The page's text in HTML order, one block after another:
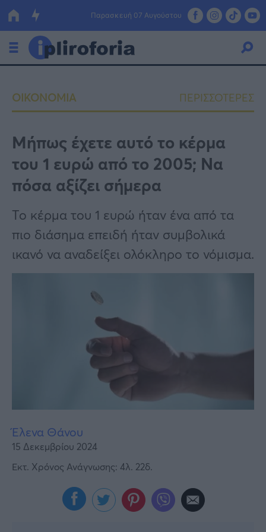
Παρασκευή 07 Αυγούστου
Οικονομία
Πολιτική
Τράπεζες
Επιδοτήσεις
ΕΣΠΑ
Κόσμος
Lifestyle
Αθλητικά
Υγεία
ΟΙΚΟΝΟΜΙΑ ΠΕΡΙΣΣΟΤΕΡΕΣ
Μήπως έχετε αυτό το κέρμα
του 1 ευρώ από το 2005; Να
πόσα αξίζει σήμερα
Το κέρμα του 1 ευρώ ήταν ένα από τα
πιο διάσημα επειδή ήταν συμβολικά
ικανό να αναδείξει ολόκληρο το νόμισμα.
Έλενα Θάνου
15 Δεκεμβρίου 2024
Εκτ. Χρόνος Ανάγνωσης: 4λ. 22δ.